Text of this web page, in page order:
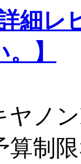
細
】
ノ
算制